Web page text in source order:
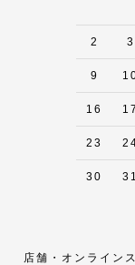
2 3
9
16 17
23
30 31
店舗・オンライン